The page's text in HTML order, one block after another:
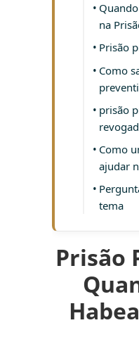
na
Prisão
Como
prisão
Como
ajudar
tema
Prisão